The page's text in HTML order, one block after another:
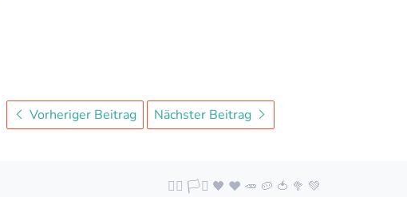
Vorheriger Beitrag Nächster Beitrag
🏳️‍🌈 🏳️‍⚧️ 🖤 ❤️ 🥕 🥔 🍅 🥦 💚